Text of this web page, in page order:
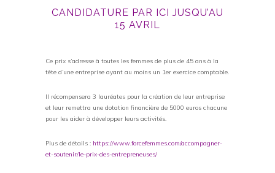
CANDIDATURE PAR ICI JUSQU’AU
15 AVRIL
Ce prix s’adresse à toutes les femmes de plus de 45 ans à la
tête d’une entreprise ayant au moins un 1er exercice comptable.
Il récompensera 3 lauréates pour la création de leur entreprise
et leur remettra une dotation financière de 5000 euros chacune
pour les aider à développer leurs activités.
Plus de détails : https://www.forcefemmes.com/accompagner-
et-soutenir/le-prix-des-entrepreneuses/